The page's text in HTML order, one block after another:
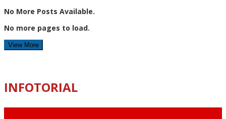
No More Posts Available.
No more pages to load.
View More
INFOTORIAL